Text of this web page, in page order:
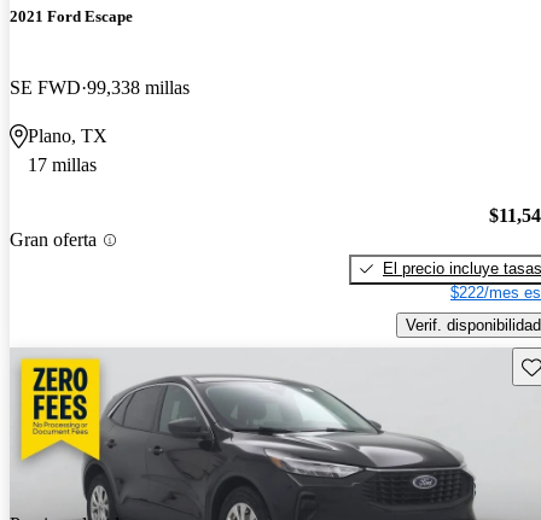
2021 Ford Escape
SE FWD 99,338 millas
Plano, TX
17 millas
Gran oferta
El precio incluye tasas
$222/mes
Verif. disponibilidad